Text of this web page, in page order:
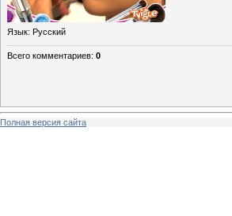
Язык: Русский
Всего комментариев: 0
Полная версия сайта